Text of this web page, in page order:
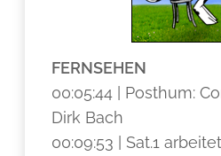
FERNSEHEN
00:05:44 | Posthum:
Dirk Bach
00:09:53 | Sat.1